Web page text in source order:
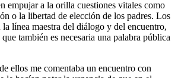
empujar a la orilla cuestiones vitales como
o la libertad de elección de los padres. Los
línea maestra del diálogo y del encuentro,
también es necesaria una palabra pública
ellos me comentaba un encuentro con